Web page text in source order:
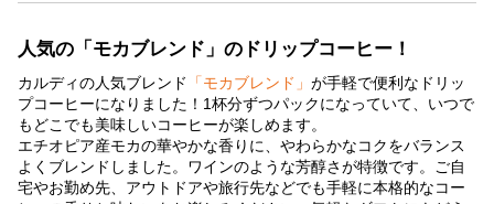
人気の「モカブレンド」のドリップコーヒー！
カルディの人気ブレンド 「モカブレンド」 が手軽で便利なドリッ
プコーヒーになりました！1杯分ずつパックになっていて、いつで
もどこでも美味しいコーヒーが楽しめます。
エチオピア産モカの華やかな香りに、やわらかなコクをバランス
よくブレンドしました。ワインのような芳醇さが特徴です。ご自
宅やお勤め先、アウトドアや旅行先などでも手軽に本格的なコー